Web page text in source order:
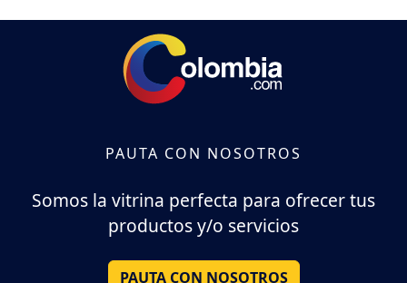
PAUTA CON NOSOTROS
Somos la vitrina perfecta para ofrecer tus
productos y/o servicios
PAUTA CON NOSOTROS